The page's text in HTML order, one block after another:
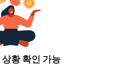
상황 확인 가능